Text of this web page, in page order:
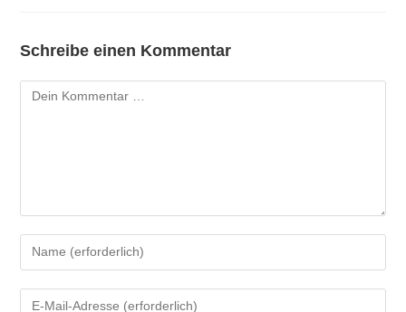
Schreibe einen Kommentar